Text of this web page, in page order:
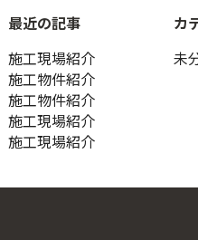
ョ
ン最近の記事
施工現場紹介
施工物件紹介
施工物件紹介
施工現場紹介
施工現場紹介
カ
未